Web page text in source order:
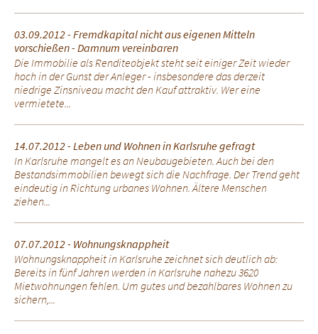
03.09.2012 - Fremdkapital nicht aus eigenen Mitteln
vorschießen - Damnum vereinbaren
Die Immobilie als Renditeobjekt steht seit einiger Zeit wieder
hoch in der Gunst der Anleger - insbesondere das derzeit
niedrige Zinsniveau macht den Kauf attraktiv. Wer eine
vermietete...
14.07.2012 - Leben und Wohnen in Karlsruhe gefragt
In Karlsruhe mangelt es an Neubaugebieten. Auch bei den
Bestandsimmobilien bewegt sich die Nachfrage. Der Trend geht
eindeutig in Richtung urbanes Wohnen. Ältere Menschen
ziehen...
07.07.2012 - Wohnungsknappheit
Wohnungsknappheit in Karlsruhe zeichnet sich deutlich ab:
Bereits in fünf Jahren werden in Karlsruhe nahezu 3620
Mietwohnungen fehlen. Um gutes und bezahlbares Wohnen zu
sichern,...